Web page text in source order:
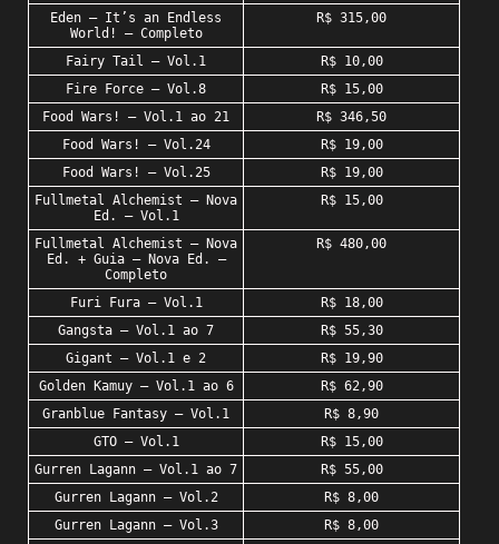
Eden – It’s an Endless
World! – Completo
R$ 315,00
Fairy Tail – Vol.1
R$ 10,00
Fire Force – Vol.8
R$ 15,00
Food Wars! – Vol.1 ao 21
R$ 346,50
Food Wars! – Vol.24
R$ 19,00
Food Wars! – Vol.25
R$ 19,00
Fullmetal Alchemist – Nova
Ed. – Vol.1
R$ 15,00
Fullmetal Alchemist – Nova
Ed. + Guia – Nova Ed. –
Completo
R$ 480,00
Furi Fura – Vol.1
R$ 18,00
Gangsta – Vol.1 ao 7
R$ 55,30
Gigant – Vol.1 e 2
R$ 19,90
Golden Kamuy – Vol.1 ao 6
R$ 62,90
Granblue Fantasy – Vol.1
R$ 8,90
GTO – Vol.1
R$ 15,00
Gurren Lagann – Vol.1 ao 7
R$ 55,00
Gurren Lagann – Vol.2
R$ 8,00
Gurren Lagann – Vol.3
R$ 8,00